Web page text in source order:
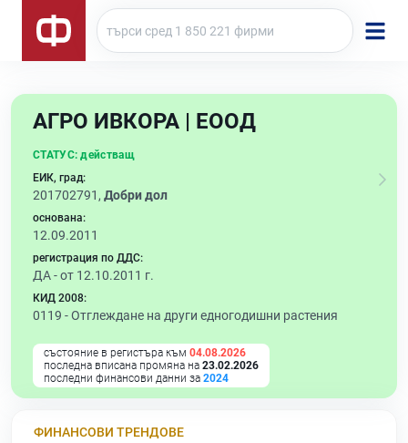
АГРО ИВКОРА | ЕООД
СТАТУС: действащ
ЕИК, град:
201702791, Добри дол
основана:
12.09.2011
регистрация по ДДС:
ДА - от 12.10.2011 г.
КИД 2008:
0119 -Отглеждане на други едногодишни растения
състояние в регистъра към 04.08.2026
последна вписана промяна на 23.02.2026
последни финансови данни за 2024
ФИНАНСОВИ ТРЕНДОВЕ